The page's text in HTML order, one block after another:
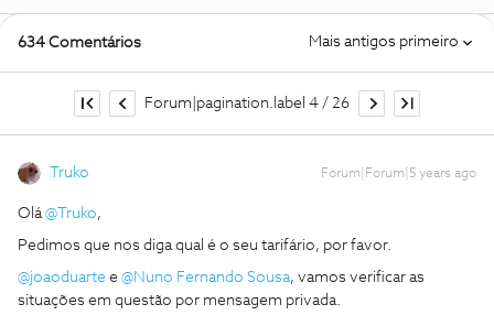
634 Comentários Mais antigos primeiro
Forum|pagination.label 4 / 26
Truko Forum|Forum|5 years ago
Olá@Truko,
Pedimos que nos diga qual é o seu tarifário, por favor.
@joaoduarte e @Nuno Fernando Sousa, vamos verificar as
situações em questão por mensagem privada.